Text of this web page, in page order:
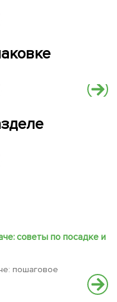
советы по посадке и
пошаговое